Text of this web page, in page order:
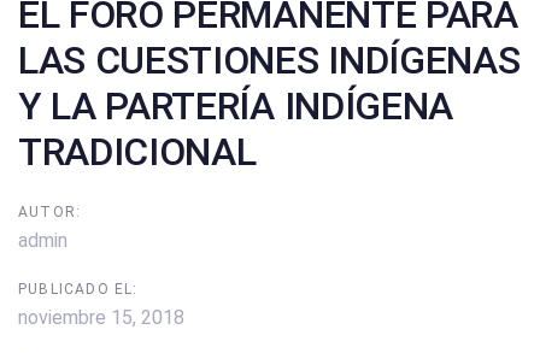
EL FORO PERMANENTE PARA
LAS CUESTIONES INDÍGENAS
Y LA PARTERÍA INDÍGENA
TRADICIONAL
AUTOR:
admin
PUBLICADO EL:
noviembre 15, 2018